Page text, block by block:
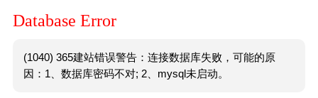
Database Error
(1040) 365建站错误警告：连接数据库失败，可能的原
因：1、数据库密码不对; 2、mysql未启动。